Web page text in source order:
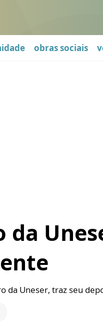
obras sociais
da
da Uneser, traz seu